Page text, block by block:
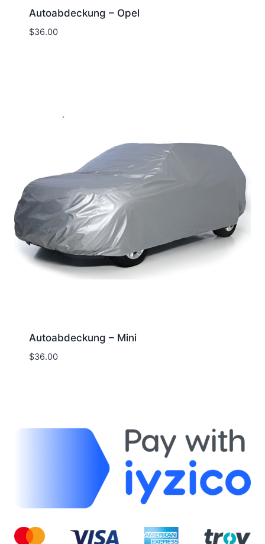
Autoabdeckung – Opel
$36.00
Autoabdeckung – Mini
$36.00